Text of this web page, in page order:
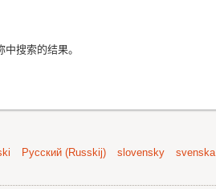
搜索的结果。
Русский (Russkij) slovensky
svenska